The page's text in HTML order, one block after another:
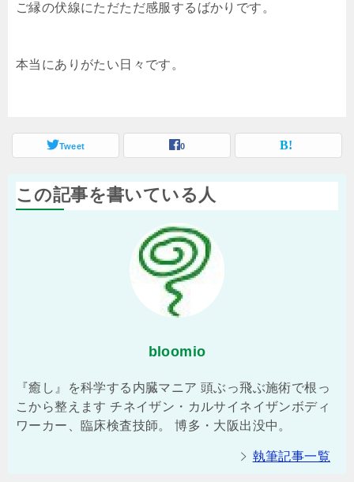
ご縁の伏線にただただ感服するばかりです。
本当にありがたい日々です。
Tweet 0
この記事を書いている人
bloomio
『癒し』を科学する内臓マニア 頭ぶっ飛ぶ施術で根っ
こから整えます チネイザン・カルサイネイザンボディ
ワーカー、臨床検査技師。 博多・大阪出没中。
執筆記事一覧